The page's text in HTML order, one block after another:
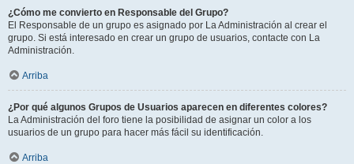
¿Cómo me convierto en Responsable del Grupo?
El Responsable de un grupo es asignado por La Administración al crear el
grupo. Si está interesado en crear un grupo de usuarios, contacte con La
Administración.
Arriba
¿Por qué algunos Grupos de Usuarios aparecen en diferentes colores?
La Administración del foro tiene la posibilidad de asignar un color a los
usuarios de un grupo para hacer más fácil su identificación.
Arriba